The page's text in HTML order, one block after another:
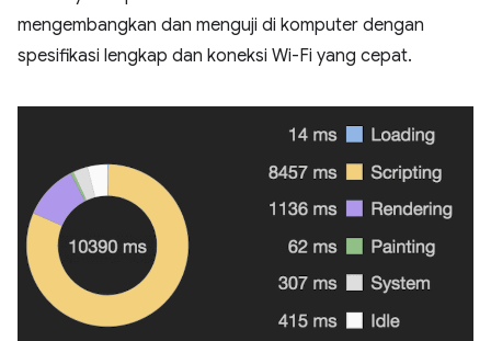
mengembangkan dan menguji di komputer dengan
spesifikasi lengkap dan koneksi Wi-Fi yang cepat.